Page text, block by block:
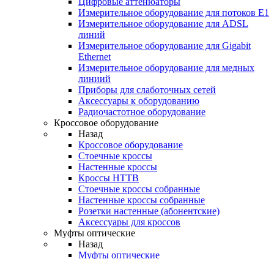
Измерительное оборудование для потоков Е1
Измерительное оборудование для ADSL
линий
Измерительное оборудование для Gigabit
Ethernet
Измерительное оборудование для медных
линиий
Приборы для слаботочных сетей
Аксессуары к оборудованию
Радиочастотное оборудование
Кроссовое оборудование
Назад
Кроссовое оборудование
Стоечные кроссы
Настенные кроссы
Кроссы HTTB
Стоечные кроссы собранные
Настенные кроссы собранные
Розетки настенные (абонентские)
Аксессуары для кроссов
Муфты оптические
Назад
Муфты оптические